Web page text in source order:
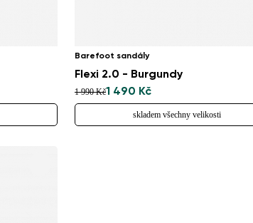
Barefoot sandály
Flexi 2.0 - Burgundy
1 990 Kč1 490 Kč
skladem všechny velikosti